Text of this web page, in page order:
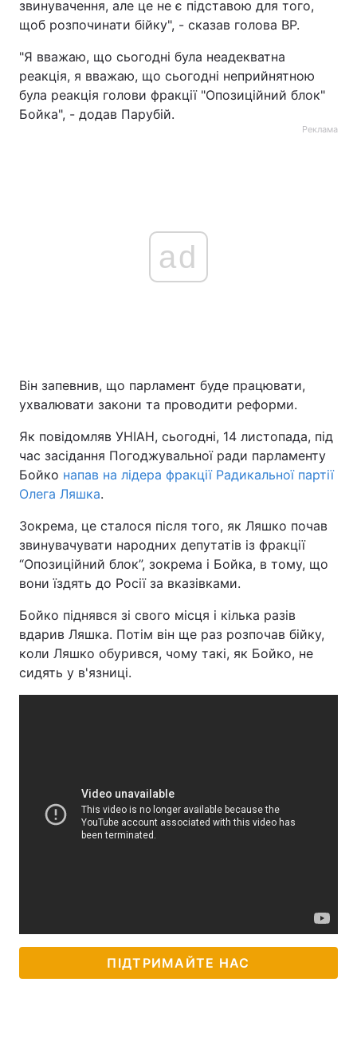
звинувачення, але це не є підставою для того,
щоб розпочинати бійку", - сказав голова ВР.
"Я вважаю, що сьогодні була неадекватна
реакція, я вважаю, що сьогодні неприйнятною
була реакція голови фракції "Опозиційний блок"
Бойка", - додав Парубій.
Реклама
ad
Він запевнив, що парламент буде працювати,
ухвалювати закони та проводити реформи.
Як повідомляв УНІАН, сьогодні, 14 листопада, під
час засідання Погоджувальної ради парламенту
Бойко напав на лідера фракції Радикальної партії
Олега Ляшка.
Зокрема, це сталося після того, як Ляшко почав
звинувачувати народних депутатів із фракції
“Опозиційний блок”, зокрема і Бойка, в тому, що
вони їздять до Росії за вказівками.
Бойко піднявся зі свого місця і кілька разів
вдарив Ляшка. Потім він ще раз розпочав бійку,
коли Ляшко обурився, чому такі, як Бойко, не
сидять у в'язниці.
ПІДТРИМАЙТЕ НАС